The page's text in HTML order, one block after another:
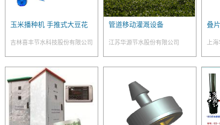
玉米播种机 手推式大豆花
肥机一体 施肥机
吉林喜丰节水科技股份有限公司
管道移动灌溉设备
江苏华源节水股份有限公司
叠
上海